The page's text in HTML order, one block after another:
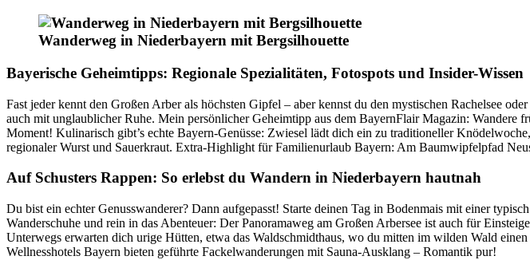
Wanderweg in Niederbayern mit Bergsilhouette
Bayerische Geheimtipps: Regionale Spezialitäten, Fotospots und Insider-Wissen
Fast jeder kennt den Großen Arber als höchsten Gipfel – aber kennst du den mystischen Rachelsee
auch mit unglaublicher Ruhe. Mein persönlicher Geheimtipp aus dem BayernFlair Magazin: Wandere
Moment! Kulinarisch gibt’s echte Bayern-Genüsse: Zwiesel lädt dich ein zu traditioneller
regionaler Wurst und Sauerkraut. Extra-Highlight für Familienurlaub Bayern: Am Baumwipfelpfad
Auf Schusters Rappen: So erlebst du Wandern in Niederbayern hautnah
Du bist ein echter Genusswanderer? Dann aufgepasst! Starte deinen Tag in Bodenmais mit einer
Wanderschuhe und rein in das Abenteuer: Der Panoramaweg am Großen Arbersee ist auch für
Unterwegs erwarten dich urige Hütten, etwa das Waldschmidthaus, wo du mitten im wilden Wald
Wellnesshotels Bayern bieten geführte Fackelwanderungen mit Sauna-Ausklang – Romantik pur!